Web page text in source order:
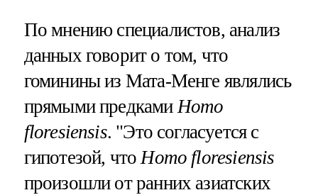
По мнению специалистов, анализ
данных говорит о том, что
гоминины из Мата-Менге являлись
прямыми предкамиHomo
floresiensis. "Это согласуется с
гипотезой, чтоHomo floresiensis
произошли от ранних азиатских